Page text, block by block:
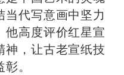
代写意画中坚力
他高度评价红星宣
神，让古老宣纸技
。